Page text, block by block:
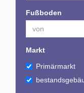
Fußboden
Markt
Primärmarkt